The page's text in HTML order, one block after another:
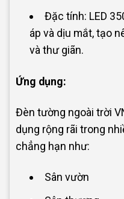
Đặc tính: LED
áp và dịu mắt, tạo
và thư giãn.
Ứng dụng:
Đèn tường ngoài trời
dụng rộng rãi trong
chẳng hạn như:
Sân vườn